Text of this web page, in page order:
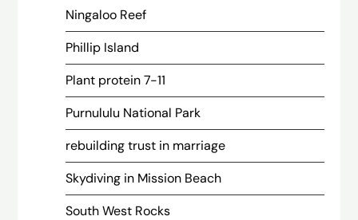
Ningaloo Reef
Phillip Island
Plant protein 7-11
Purnululu National Park
rebuilding trust in marriage
Skydiving in Mission Beach
South West Rocks